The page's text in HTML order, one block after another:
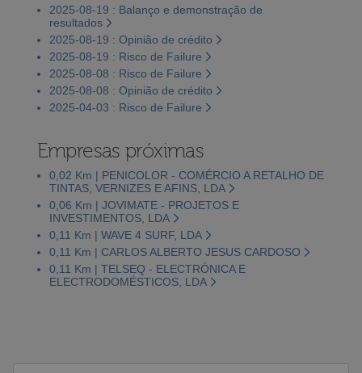
2025-08-19 : Balanço e demonstração de
resultados
2025-08-19 : Opinião de crédito
2025-08-19 : Risco de Failure
2025-08-08 : Risco de Failure
2025-08-08 : Opinião de crédito
2025-04-03 : Risco de Failure
Empresas próximas
0,02 Km | PENICOLOR - COMÉRCIO A RETALHO DE
TINTAS, VERNIZES E AFINS, LDA
0,06 Km | JOVIMATE - PROJETOS E
INVESTIMENTOS, LDA
0,11 Km | WAVE 4 SURF, LDA
0,11 Km | CARLOS ALBERTO JESUS CARDOSO
0,11 Km | TELSEQ - ELECTRÓNICA E
ELECTRODOMÉSTICOS, LDA